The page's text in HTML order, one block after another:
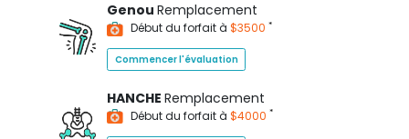
Genou Remplacement
Début du forfait à $3500 *
Commencer l'évaluation
HANCHE Remplacement
Début du forfait à $4000 *